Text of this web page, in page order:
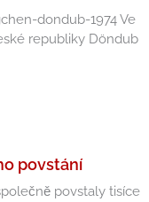
dondub-1974 Ve
republiky Döndub
povstání
povstaly tisíce